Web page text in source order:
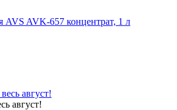
AVS AVK-657 концентрат, 1 л
август!